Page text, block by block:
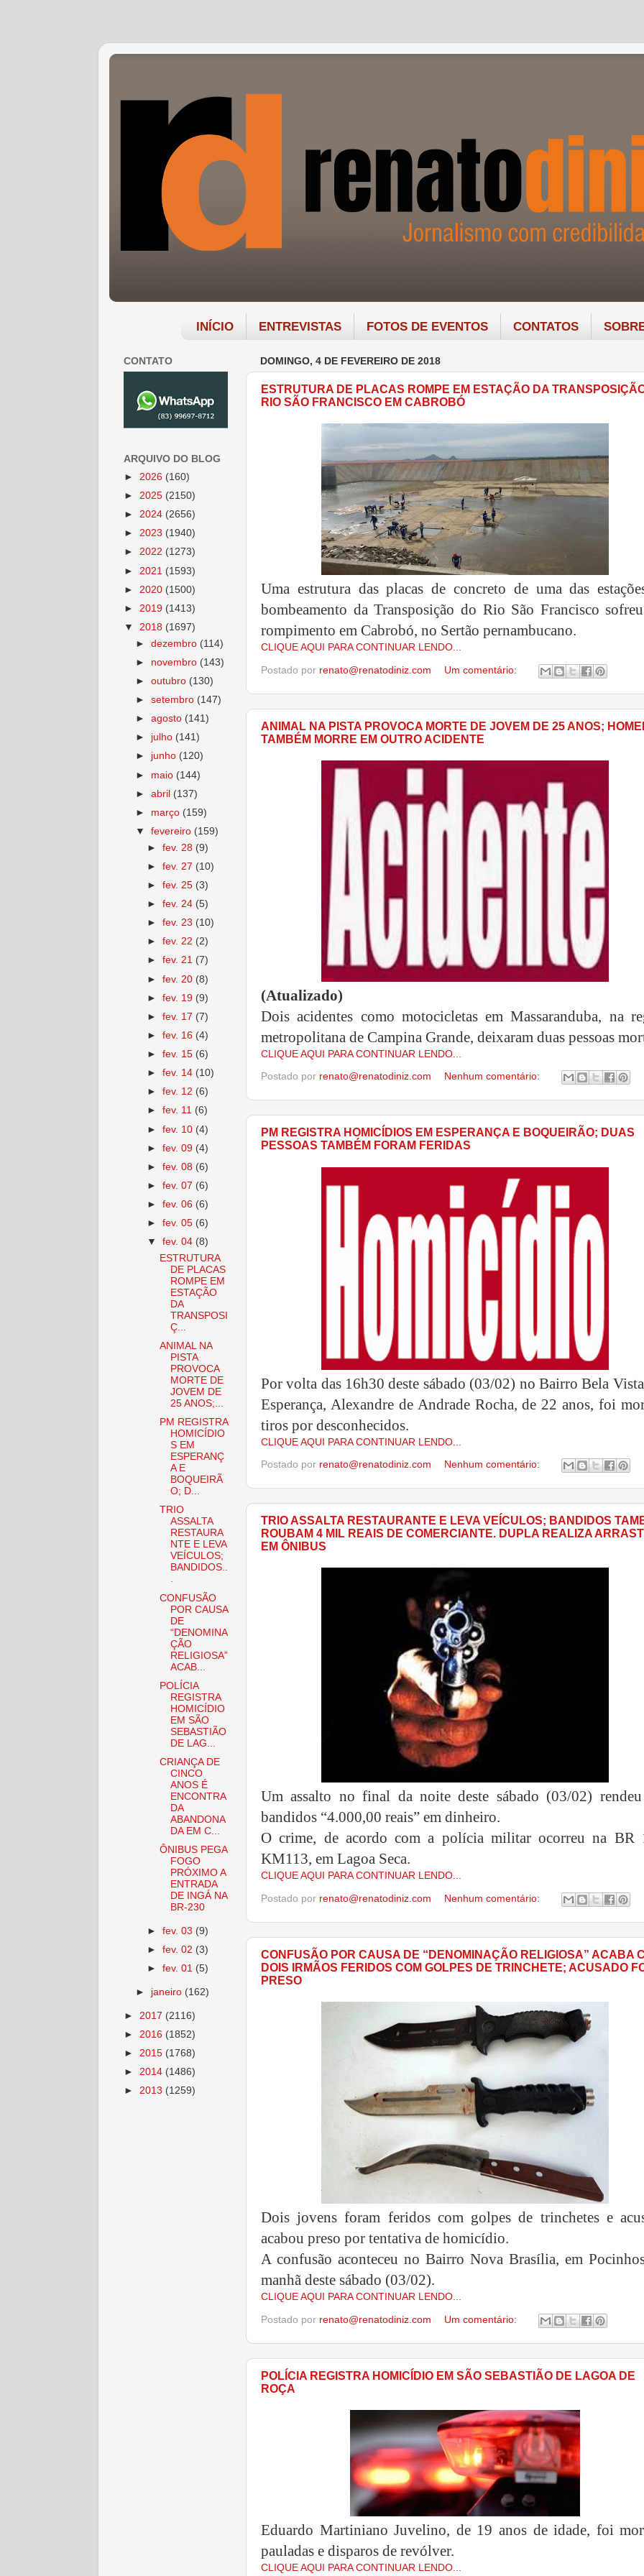
INÍCIO ENTREVISTAS FOTOS DE EVENTOS CONTATOS
DOMINGO, 4 DE FEVEREIRO DE 2018
ESTRUTURA DE PLACAS ROMPE EM ESTAÇÃO DA
RIO SÃO FRANCISCO EM CABROBÓ
Uma estrutura das placas de concreto de uma das
bombeamento da Transposição do Rio São Francisco
rompimento em Cabrobó, no Sertão pernambucano.
CLIQUE AQUI PARA CONTINUAR LENDO...
Postado por renato@renatodiniz.com Um comentário:
ANIMAL NA PISTA PROVOCA MORTE DE JOVEM DE 25 ANOS;
TAMBÉM MORRE EM OUTRO ACIDENTE
(Atualizado)
Dois acidentes como motocicletas em Massaranduba, na
metropolitana de Campina Grande, deixaram duas pessoas
CLIQUE AQUI PARA CONTINUAR LENDO...
Postado por renato@renatodiniz.com Nenhum comentário:
PM REGISTRA HOMICÍDIOS EM ESPERANÇA E BOQUEIRÃO; DUAS
PESSOAS TAMBÉM FORAM FERIDAS
Por volta das 16h30 deste sábado (03/02) no Bairro Bela
Esperança, Alexandre de Andrade Rocha, de 22 anos, foi
tiros por desconhecidos.
CLIQUE AQUI PARA CONTINUAR LENDO...
Postado por renato@renatodiniz.com Nenhum comentário:
TRIO ASSALTA RESTAURANTE E LEVA VEÍCULOS; BANDIDOS
ROUBAM 4 MIL REAIS DE COMERCIANTE. DUPLA REALIZA
EM ÔNIBUS
Um assalto no final da noite deste sábado (03/02)
bandidos “4.000,00 reais” em dinheiro.
O crime, de acordo com a polícia militar ocorreu na BR
KM113, em Lagoa Seca.
CLIQUE AQUI PARA CONTINUAR LENDO...
Postado por renato@renatodiniz.com Nenhum comentário:
CONFUSÃO POR CAUSA DE “DENOMINAÇÃO RELIGIOSA” ACABA
DOIS IRMÃOS FERIDOS COM GOLPES DE TRINCHETE; ACUSADO
PRESO
Dois jovens foram feridos com golpes de trinchetes e
acabou preso por tentativa de homicídio.
A confusão aconteceu no Bairro Nova Brasília, em
manhã deste sábado (03/02).
CLIQUE AQUI PARA CONTINUAR LENDO...
Postado por renato@renatodiniz.com Um comentário:
POLÍCIA REGISTRA HOMICÍDIO EM SÃO SEBASTIÃO DE LAGOA DE
ROÇA
Eduardo Martiniano Juvelino, de 19 anos de idade, foi
pauladas e disparos de revólver.
CLIQUE AQUI PARA CONTINUAR LENDO...
CONTATO
ARQUIVO DO BLOG
► 2026 (160)
► 2025 (2150)
► 2024 (2656)
► 2023 (1940)
► 2022 (1273)
► 2021 (1593)
► 2020 (1500)
► 2019 (1413)
▼ 2018 (1697)
►dezembro (114)
► novembro (143)
►outubro (130)
►setembro (147)
►agosto (141)
► julho (141)
► junho (120)
► maio (144)
►abril (137)
► março (159)
▼fevereiro (159)
►fev. 28 (9)
►fev. 27 (10)
►fev. 25 (3)
►fev. 24 (5)
►fev. 23 (10)
►fev. 22 (2)
►fev. 21 (7)
►fev. 20 (8)
►fev. 19 (9)
►fev. 17 (7)
►fev. 16 (4)
►fev. 15 (6)
►fev. 14 (10)
►fev. 12 (6)
►fev. 11 (6)
►fev. 10 (4)
►fev. 09 (4)
►fev. 08 (6)
►fev. 07 (6)
►fev. 06 (6)
►fev. 05 (6)
▼fev. 04 (8)
ESTRUTURA
DE PLACAS
ROMPE EM
ESTAÇÃO
DA
TRANSPOSI
Ç...
ANIMAL NA
PISTA
PROVOCA
MORTE DE
JOVEM DE
25 ANOS;...
PM REGISTRA
HOMICÍDIO
S EM
ESPERANÇ
A E
BOQUEIRÃ
O; D...
TRIO
ASSALTA
RESTAURA
NTE E LEVA
VEÍCULOS;
BANDIDOS..
.
CONFUSÃO
POR CAUSA
DE
“DENOMINA
ÇÃO
RELIGIOSA”
ACAB...
POLÍCIA
REGISTRA
HOMICÍDIO
EM SÃO
SEBASTIÃO
DE LAG...
CRIANÇA DE
CINCO
ANOS É
ENCONTRA
DA
ABANDONA
DA EM C...
ÔNIBUS PEGA
FOGO
PRÓXIMO A
ENTRADA
DE INGÁ NA
BR-230
►fev. 03 (9)
►fev. 02 (3)
►fev. 01 (5)
► janeiro (162)
► 2017 (2116)
► 2016 (1852)
► 2015 (1768)
► 2014 (1486)
► 2013 (1259)